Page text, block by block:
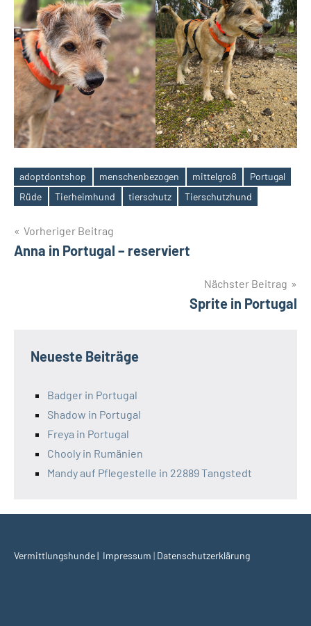
Schlagwörter
adoptdontshop menschenbezogen mittelgroß
Portugal
Rüde
Tierheimhund tierschutz Tierschutzhund
Beitragsnavigation
Vorheriger Beitrag
Anna in Portugal – reserviert
Nächster Beitrag
Sprite in Portugal
Neueste Beiträge
Badger in Portugal
Shadow in Portugal
Freya in Portugal
Chooly in Rumänien
Mandy auf Pflegestelle in 22889 Tangstedt
Vermittlungshunde | Impressum | Datenschutzerklärung